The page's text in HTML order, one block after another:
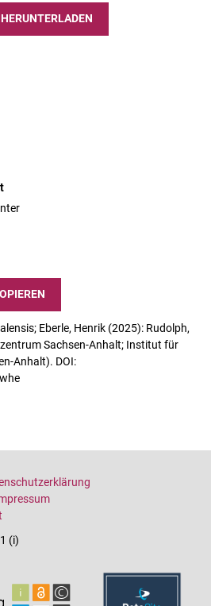
HERUNTERLADEN
Eberle, Henrik (2025): Rudolph,
Sachsen-Anhalt; Institut für
Anhalt). DOI:
(i)